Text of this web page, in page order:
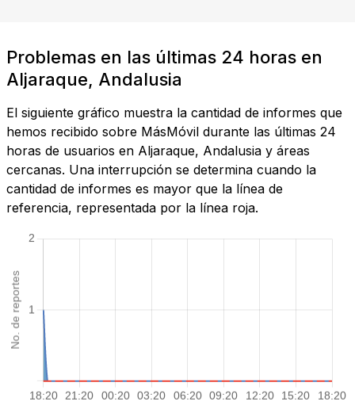
Problemas en las últimas 24 horas en
Aljaraque, Andalusia
El siguiente gráfico muestra la cantidad de informes que
hemos recibido sobre MásMóvil durante las últimas 24
horas de usuarios en Aljaraque, Andalusia y áreas
cercanas. Una interrupción se determina cuando la
cantidad de informes es mayor que la línea de
referencia, representada por la línea roja.